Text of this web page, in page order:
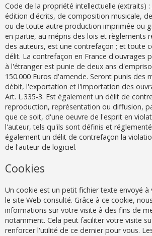
Code de la propriété intellectuelle (extraits) :
édition d'écrits, de composition musicale,
ou de toute autre production imprimée ou
en partie, au mépris des lois et règlements
des auteurs, est une contrefaçon ; et toute
délit. La contrefaçon en France d'ouvrages
à l'étranger est punie de deux ans
150.000 Euros d'amende. Seront punis des
débit, l'exportation et l'importation des
Art. L.335-3. Est également un délit de
reproduction, représentation ou diffusion,
que ce soit, d'une oeuvre de l'esprit en
l'auteur, tels qu'ils sont définis et
également un délit de contrefaçon la
de l'auteur de logiciel.
Cookies
Un cookie est un petit fichier texte envoyé à
le site Web consulté. Grâce à ce cookie,
informations sur votre visite à des fins de
notamment. Cela peut faciliter votre visite
renforcer l'utilité de ce dernier pour vous.